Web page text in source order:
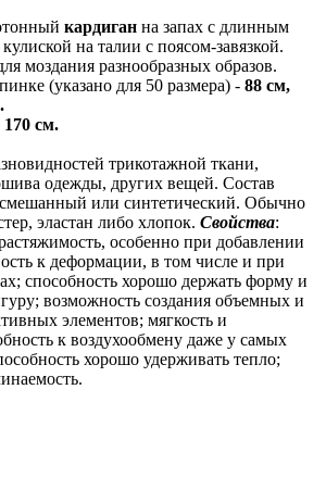
кардиган на запах с длинным
на талии с поясом-завязкой.
моздания разнообразных образов.
(указано для 50 размера) - 88 см,
170 см.
трикотажной ткани,
одежды, других вещей. Состав
смешанный или синтетический. Обычно
эластан либо хлопок. Свойства:
особенно при добавлении
к деформации, в том числе и при
способность хорошо держать форму и
возможность создания объемных и
элементов; мягкость и
к воздухообмену даже у самых
хорошо удерживать тепло;